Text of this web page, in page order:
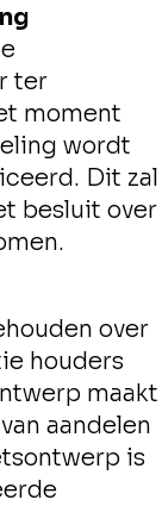
ter
moment
wordt
Dit zal
besluit over
over
houders
maakt
aandelen
is